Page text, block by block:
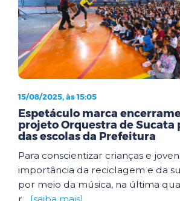
15/08/2025, às 15:05
Espetáculo marca
projeto Orquestra de Sucata
das escolas da Prefeitura
Para conscientizar crianças e
importância da reciclagem e da
por meio da música, na última
r... [saiba mais]